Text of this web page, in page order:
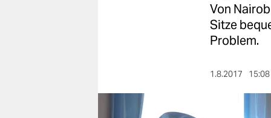
Von
Sitze
Problem.
1.8.2017